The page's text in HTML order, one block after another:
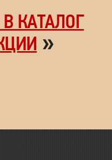
КАТАЛОГ
»